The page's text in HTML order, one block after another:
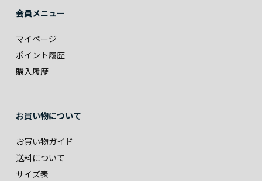
会員メニュー
マイページ
ポイント履歴
購入履歴
お買い物について
お買い物ガイド
送料について
サイズ表